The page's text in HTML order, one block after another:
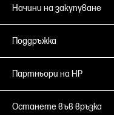
Начини на закупуване
Поддръжка
Партньори на HP
Останете във връзка